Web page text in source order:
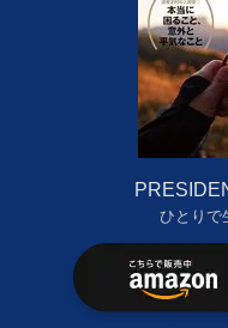
ひとりで